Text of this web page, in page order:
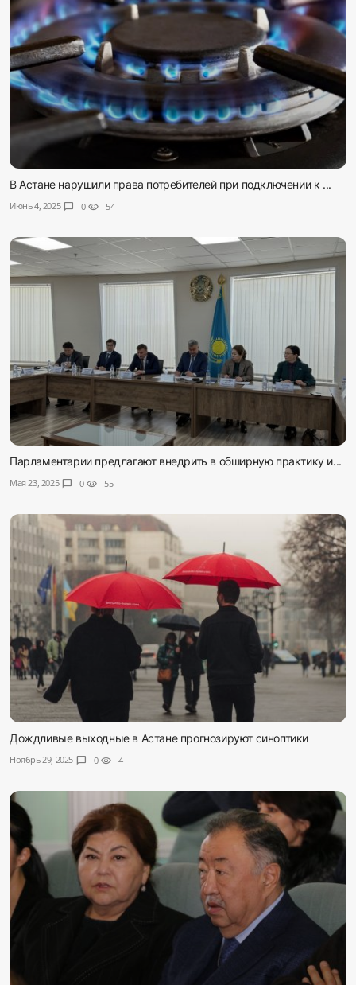
В Астане нарушили права потребителей при подключении к ...
Июнь 4, 2025 chat_bubble 0 visibility 54
Парламентарии предлагают внедрить в обширную практику и...
Мая 23, 2025 chat_bubble 0 visibility 55
Дождливые выходные в Астане прогнозируют синоптики
Ноябрь 29, 2025 chat_bubble 0 visibility 4